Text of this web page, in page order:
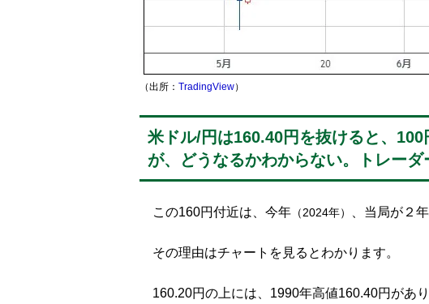
（出所： TradingView）
米ドル/円は160.40円を抜けると、
が、どうなるかわからない。トレーダ
この160円付近は、今年 （2024年） 、当局が２
その理由はチャートを見るとわかります。
160.20円の上には、1990年高値160.40円があり